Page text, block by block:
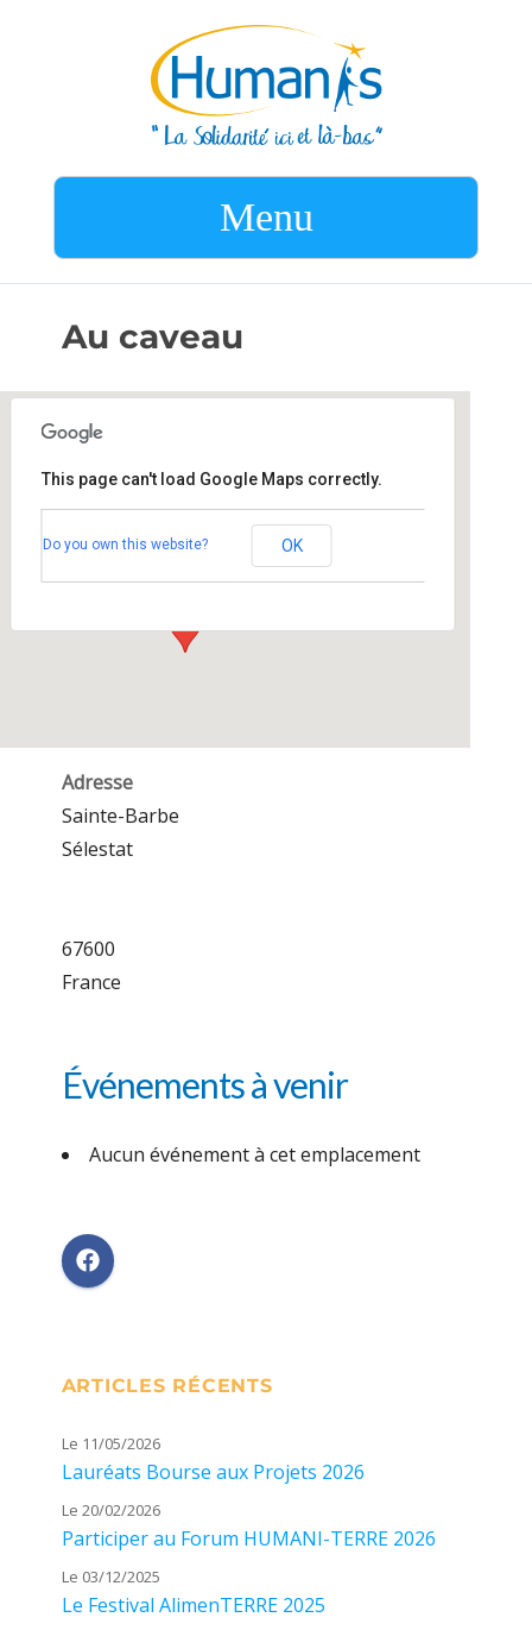
Menu
Au caveau
Sainte-Barbe - Sélestat
This page can't load Google Maps correctly.
Do you own this website? OK
Adresse
Sainte-Barbe
Sélestat
67600
France
Événements à venir
Aucun événement à cet emplacement
ARTICLES RÉCENTS
Le 11/05/2026
Lauréats Bourse aux Projets 2026
Le 20/02/2026
Participer au Forum HUMANI-TERRE 2026
Le 03/12/2025
Le Festival AlimenTERRE 2025